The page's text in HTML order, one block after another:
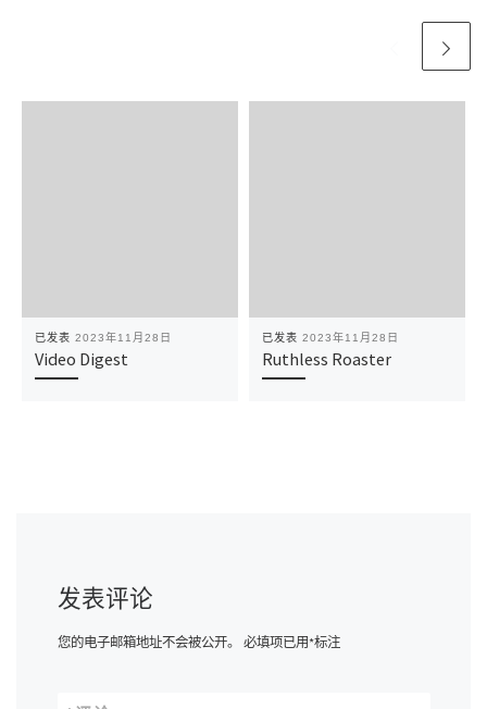
已发表 2023年11月28日
Video Digest
已发表 2023年11月28日
Ruthless Roaster
发表评论
您的电子邮箱地址不会被公开。 必填项已用*标注